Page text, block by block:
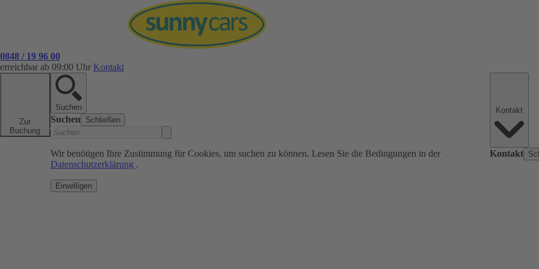
0848 / 19 96 00
erreichbar ab 09:00 Uhr Kontakt
Zur
Buchung
Suchen
Suchen Schließen
Wir benötigen Ihre Zustimmung für Cookies, um suchen zu können. Lesen Sie die Bedingungen in der
Datenschutzerklärung .
Einwilligen
Kontakt